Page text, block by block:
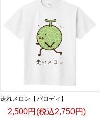
走れメロン【パロディ】
2,500円(税込2,750円)